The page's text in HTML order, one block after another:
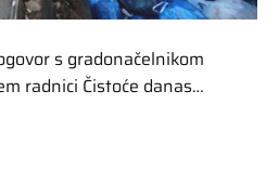
s gradonačelnikom
radnici Čistoće danas…